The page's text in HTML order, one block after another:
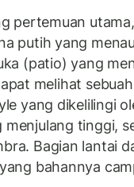
pertemuan
putih yang
(patio) yang
melihat
yang dikelilingi
menjulang tinggi,
Bagian lantai
bahannya